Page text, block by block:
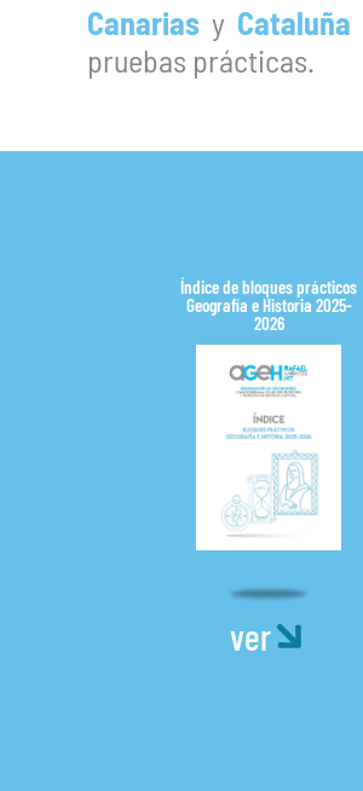
Canarias y Cataluña
pruebas prácticas.
Índice de bloques prácticos
Geografía e Historia 2025-
2026
ver